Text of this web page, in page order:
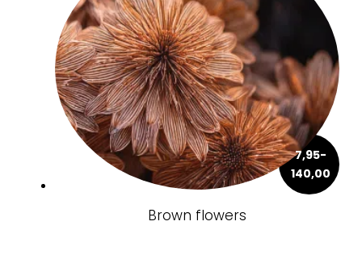
7,95-
140,00
€ 7,95
tot
Brown flowers